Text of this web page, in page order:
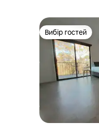
Вибір гостей
Вибір гостей